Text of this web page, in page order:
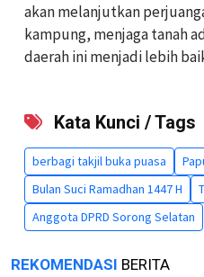
akan melanjutkan
kampung, menjaga tanah
daerah ini menjadi lebih
Kata Kunci / Tags
berbagi takjil buka puasa
Bulan Suci Ramadhan 1447 H
Anggota DPRD Sorong Selatan
REKOMENDASI BERITA